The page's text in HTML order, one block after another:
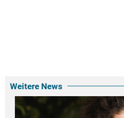
Weitere News